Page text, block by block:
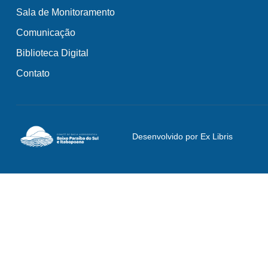
Sala de Monitoramento
Comunicação
Biblioteca Digital
Contato
Desenvolvido por Ex Libris